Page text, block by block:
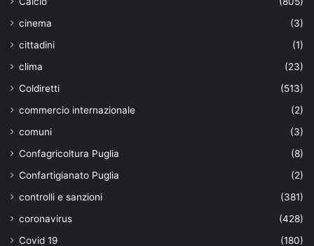
cinema
(3)
cittadini
(1)
clima
(23)
Coldiretti
(513)
commercio internazionale
(2)
comuni
(3)
Confagricoltura Puglia
(8)
Confartigianato Puglia
(2)
controlli e sanzioni
(381)
coronavirus
(428)
Covid 19
(180)